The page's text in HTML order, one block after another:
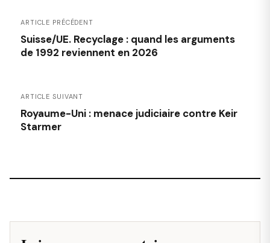
ARTICLE PRÉCÉDENT
Suisse/UE. Recyclage : quand les arguments
de 1992 reviennent en 2026
ARTICLE SUIVANT
Royaume-Uni : menace judiciaire contre Keir
Starmer